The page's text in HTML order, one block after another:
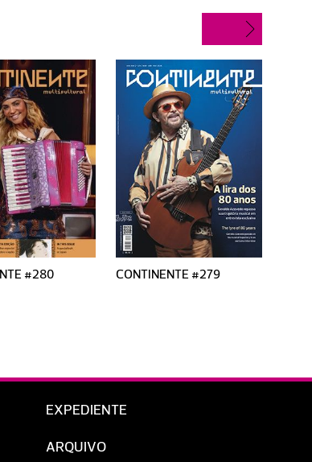
#280 CONTINENTE #279
EXPEDIENTE
ARQUIVO